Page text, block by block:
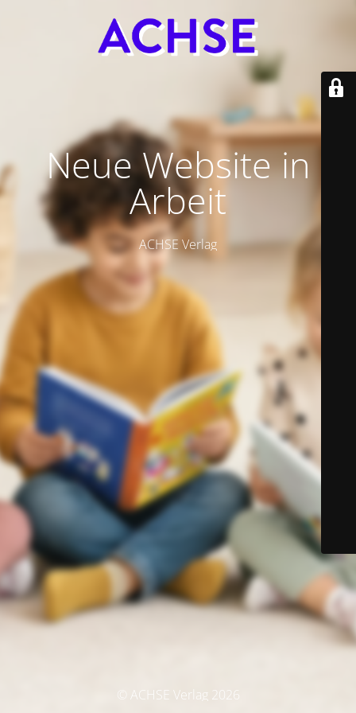
Neue Website in
Arbeit
ACHSE Verlag
© ACHSE Verlag 2026